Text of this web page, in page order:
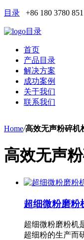
目录 +86 180 3780
目录
首页
产品目录
解决方案
成功案例
关于我们
联系我们
Home/高效无声粉碎机
高效无声
超细微粉磨粉
超细微粉磨粉机
超细粉的生产而